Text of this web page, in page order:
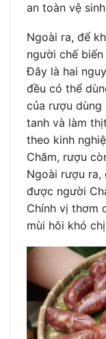
an toàn vệ
Ngoài ra, để
người chế
Đây là hai
đều có thể
của rượu
tanh và làm
theo kinh
Chăm, rượu
Ngoài rượu ra,
được người
Chính vị thơm
mùi hôi khó